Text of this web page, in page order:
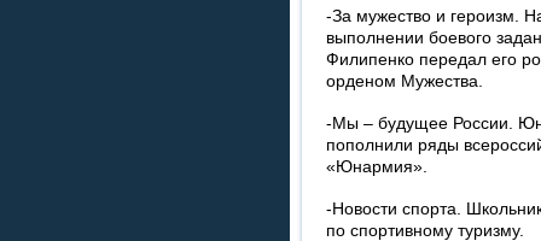
-За мужество и героизм.
выполнении боевого
Филипенко передал его
орденом Мужества.
-Мы – будущее России.
пополнили ряды
«Юнармия».
-Новости спорта.
по спортивному туризму.